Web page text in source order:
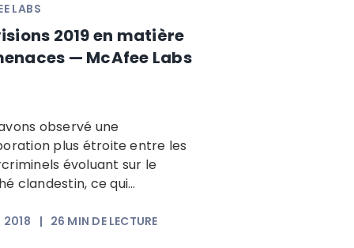
LABS
2019 en matière
— McAfee Labs
observé une
plus étroite entre les
évoluant sur le
clandestin, ce qui...
2018 | 26 MIN DE LECTURE